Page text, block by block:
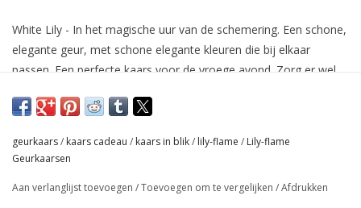
White Lily - In het magische uur van de schemering. Een schone,
elegante geur, met schone elegante kleuren die bij elkaar
passen. Een perfecte kaars voor de vroege avond. Zorg er wel
het zal eeuwen duren om het eruit te krijgen. (Zo realistisch is
Basisnotities
geurkaars/ kaars cadeau / kaars in blik/ lily-flame / Lily-flame
Geurkaarsen
Aan verlanglijst toevoegen /Toevoegen om te vergelijken /Afdrukken